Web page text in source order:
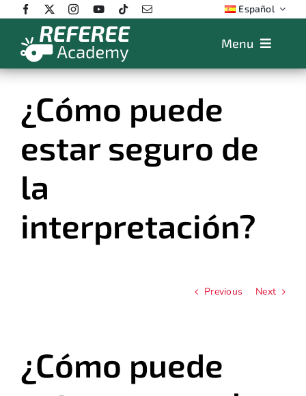
to
Español
Menu
Características
Precios
Educación
FAQs
Shop
¿Cómo puede
estar seguro de
la
interpretación?
Previous Next
¿Cómo puede